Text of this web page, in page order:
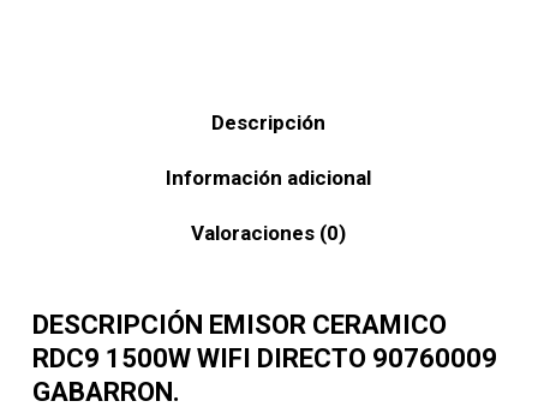
Descripción
Información adicional
Valoraciones (0)
DESCRIPCIÓN EMISOR CERAMICO
RDC9 1500W WIFI DIRECTO 90760009
GABARRON.